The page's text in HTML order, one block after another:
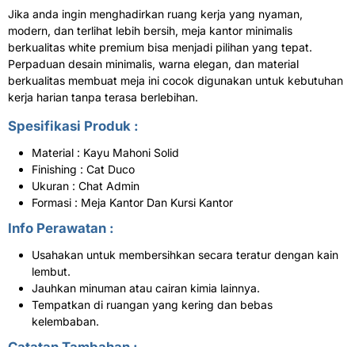
Jika anda ingin menghadirkan ruang kerja yang nyaman,
modern, dan terlihat lebih bersih, meja kantor minimalis
berkualitas white premium bisa menjadi pilihan yang tepat.
Perpaduan desain minimalis, warna elegan, dan material
berkualitas membuat meja ini cocok digunakan untuk kebutuhan
kerja harian tanpa terasa berlebihan.
Spesifikasi Produk :
Material : Kayu Mahoni Solid
Finishing : Cat Duco
Ukuran : Chat Admin
Formasi : Meja Kantor Dan Kursi Kantor
Info Perawatan :
Usahakan untuk membersihkan secara teratur dengan kain
lembut.
Jauhkan minuman atau cairan kimia lainnya.
Tempatkan di ruangan yang kering dan bebas
kelembaban.